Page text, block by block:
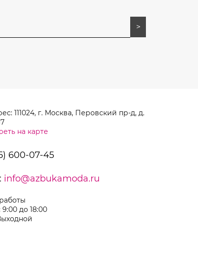
111024, г. Москва, Перовский пр-д, д.
на карте
600-07-45
info@azbukamoda.ru
до 18:00